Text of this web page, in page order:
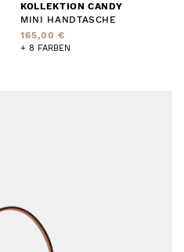
KOLLEKTION CANDY
MINI HANDTASCHE
165,00 €
+ 8 FARBEN